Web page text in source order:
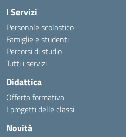
I Servizi
Personale scolastico
Famiglie e studenti
Percorsi di studio
Tutti i servizi
Didattica
Offerta formativa
I progetti delle classi
Novità